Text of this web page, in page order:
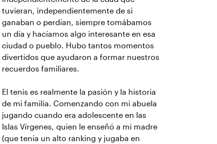
tuvieran, independientemente de si
ganaban o perdían, siempre tomábamos
un día y hacíamos algo interesante en esa
ciudad o pueblo. Hubo tantos momentos
divertidos que ayudaron a formar nuestros
recuerdos familiares.
El tenis es realmente la pasión y la historia
de mi familia. Comenzando con mi abuela
jugando cuando era adolescente en las
Islas Vírgenes, quien le enseñó a mi madre
(que tenía un alto ranking y jugaba en